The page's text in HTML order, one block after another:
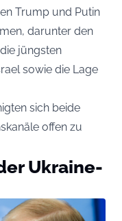
Trump und Putin
darunter den
jüngsten
sowie die Lage
sich beide
offen zu
Ukraine-